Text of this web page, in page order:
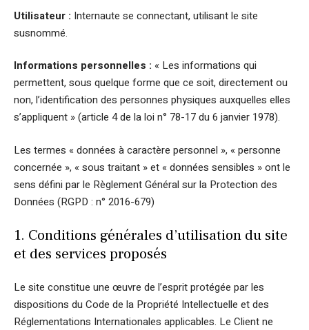
Utilisateur : Internaute se connectant, utilisant le site
susnommé.
Informations personnelles : « Les informations qui
permettent, sous quelque forme que ce soit, directement ou
non, l’identification des personnes physiques auxquelles elles
s’appliquent » (article 4 de la loi n° 78-17 du 6 janvier 1978).
Les termes « données à caractère personnel », « personne
concernée », « sous traitant » et « données sensibles » ont le
sens défini par le Règlement Général sur la Protection des
Données (RGPD : n° 2016-679)
1. Conditions générales d’utilisation du site
et des services proposés
Le site constitue une œuvre de l’esprit protégée par les
dispositions du Code de la Propriété Intellectuelle et des
Réglementations Internationales applicables. Le Client ne